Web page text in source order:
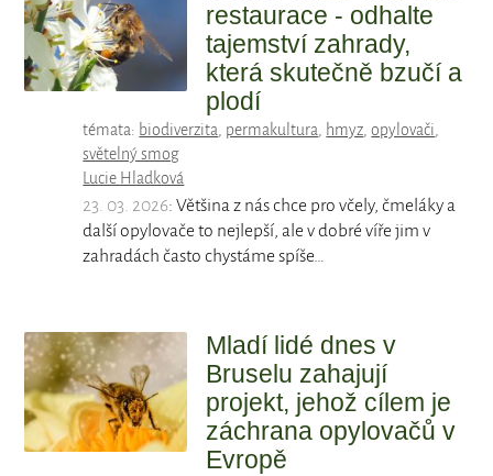
restaurace - odhalte
tajemství zahrady,
která skutečně bzučí a
plodí
témata: biodiverzita, permakultura, hmyz,opylovači,
světelný smog
Lucie Hladková
23. 03. 2026: Většina z nás chce pro včely, čmeláky a
další opylovače to nejlepší, ale v dobré víře jim v
zahradách často chystáme spíše…
Mladí lidé dnes v
Bruselu zahajují
projekt, jehož cílem je
záchrana opylovačů v
Evropě